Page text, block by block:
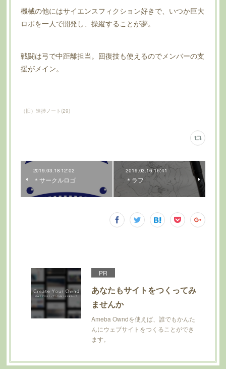
機械の他にはサイエンスフィクション好きで、いつか巨大
ロボを一人で開発し、操縦することが夢。
戦闘は弓で中距離担当。回復技も使えるのでメンバーの支
援がメイン。
（旧）進捗ノート (29)
2019.03.18 12:02
＊サークルロゴ
2019.03.16 16:41
＊ラフ
PR
あなたもサイトをつくってみ
ませんか
Ameba Owndを使えば、誰でもかんた
んにウェブサイトをつくることができ
ます。